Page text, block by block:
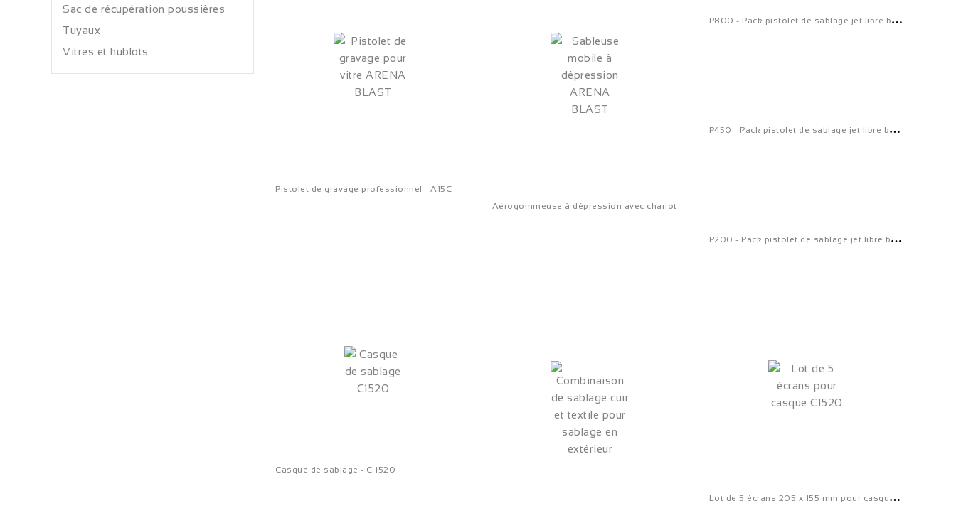
Sac de récupération poussières
Tuyaux
Vitres et hublots
Pistolet de gravage professionnel - A15C
Aérogommeuse à dépression avec chariot
P
800 - Pack pistolet de sablage jet libre buse Ø8
P
450 - Pack pistolet de sablage jet libre buse Ø6
P
200 - Pack pistolet de sablage jet libre buse Ø5
Casque de sablage - C 1520
L
ot de 5 écrans 205 x 155 mm pour casque de sablage C 1520...